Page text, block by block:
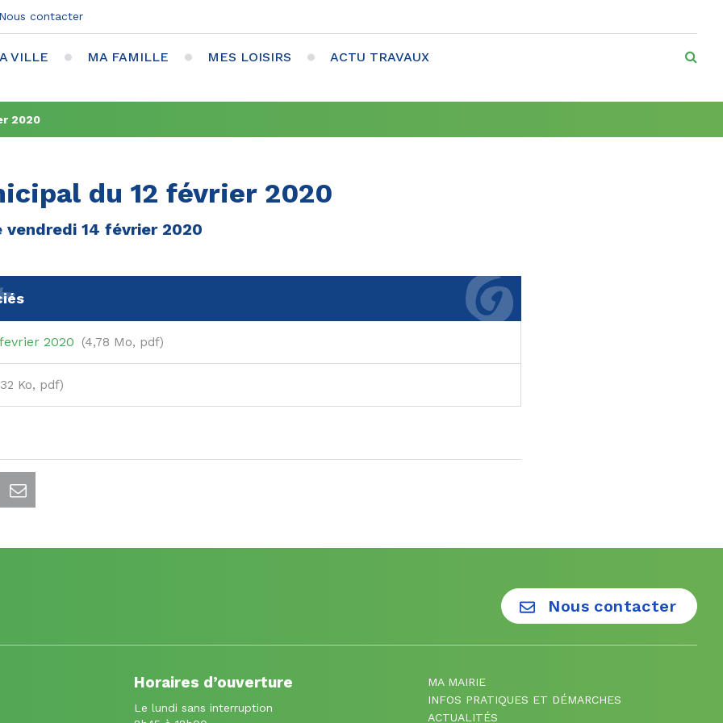
Nous contacter
VILLE MA FAMILLE MES LOISIRS ACTU TRAVAUX
2020
du 12 février 2020
vendredi 14 février 2020
2020 4,78 Mo, pdf
Ko, pdf
Nous contacter
Horaires d’ouverture
Le lundi sans interruption
MA MAIRIE
INFOS PRATIQUES ET DÉMARCHES
ACTUALITÉS